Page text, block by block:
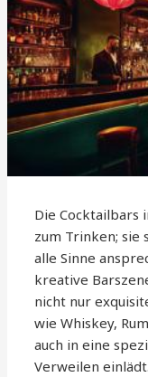
Die Cocktailbars
zum Trinken; sie
alle Sinne
kreative
nicht nur
wie Whiskey,
auch in eine
Verweilen